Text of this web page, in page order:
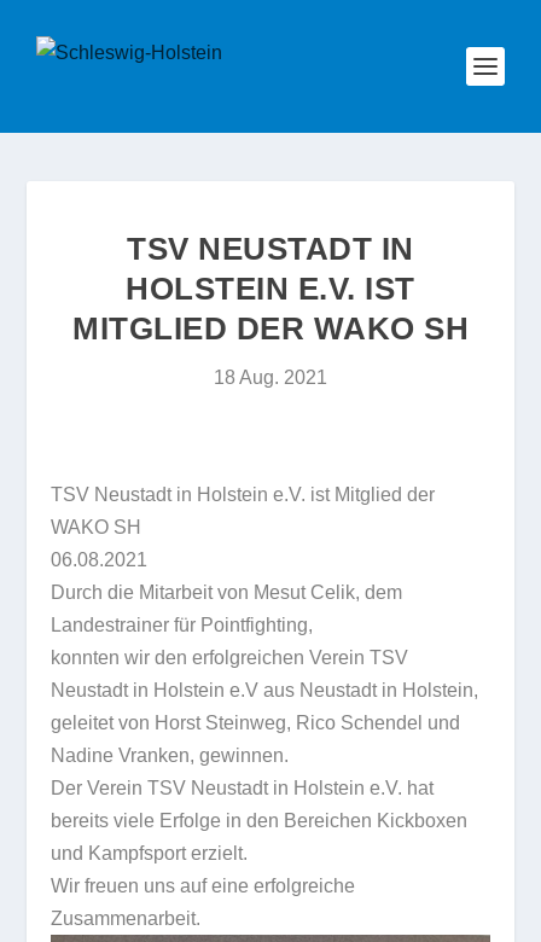
TSV NEUSTADT IN
HOLSTEIN E.V. IST
MITGLIED DER WAKO SH
18 Aug. 2021
TSV Neustadt in Holstein e.V. ist Mitglied der
WAKO SH
06.08.2021
Durch die Mitarbeit von Mesut Celik, dem
Landestrainer für Pointfighting,
konnten wir den erfolgreichen Verein TSV
Neustadt in Holstein e.V aus Neustadt in Holstein,
geleitet von Horst Steinweg, Rico Schendel und
Nadine Vranken, gewinnen.
Der Verein TSV Neustadt in Holstein e.V. hat
bereits viele Erfolge in den Bereichen Kickboxen
und Kampfsport erzielt.
Wir freuen uns auf eine erfolgreiche
Zusammenarbeit.